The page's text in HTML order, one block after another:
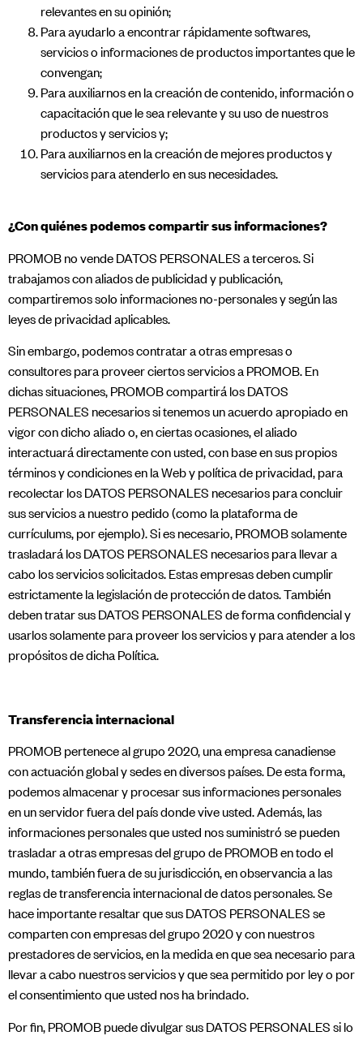
relevantes en su opinión;
Para ayudarlo a encontrar rápidamente softwares,
servicios o informaciones de productos importantes que le
convengan;
Para auxiliarnos en la creación de contenido, información o
capacitación que le sea relevante y su uso de nuestros
productos y servicios y;
Para auxiliarnos en la creación de mejores productos y
servicios para atenderlo en sus necesidades.
¿Con quiénes podemos compartir sus informaciones?
PROMOB no vende DATOS PERSONALES a terceros. Si
trabajamos con aliados de publicidad y publicación,
compartiremos solo informaciones no-personales y según las
leyes de privacidad aplicables.
Sin embargo, podemos contratar a otras empresas o
consultores para proveer ciertos servicios a PROMOB. En
dichas situaciones, PROMOB compartirá los DATOS
PERSONALES necesarios si tenemos un acuerdo apropiado en
vigor con dicho aliado o, en ciertas ocasiones, el aliado
interactuará directamente con usted, con base en sus propios
términos y condiciones en la Web y política de privacidad, para
recolectar los DATOS PERSONALES necesarios para concluir
sus servicios a nuestro pedido (como la plataforma de
currículums, por ejemplo). Si es necesario, PROMOB solamente
trasladará los DATOS PERSONALES necesarios para llevar a
cabo los servicios solicitados. Estas empresas deben cumplir
estrictamente la legislación de protección de datos. También
deben tratar sus DATOS PERSONALES de forma confidencial y
usarlos solamente para proveer los servicios y para atender a los
propósitos de dicha Política.
Transferencia internacional
PROMOB pertenece al grupo 2020, una empresa canadiense
con actuación global y sedes en diversos países. De esta forma,
podemos almacenar y procesar sus informaciones personales
en un servidor fuera del país donde vive usted. Además, las
informaciones personales que usted nos suministró se pueden
trasladar a otras empresas del grupo de PROMOB en todo el
mundo, también fuera de su jurisdicción, en observancia a las
reglas de transferencia internacional de datos personales. Se
hace importante resaltar que sus DATOS PERSONALES se
comparten con empresas del grupo 2020 y con nuestros
prestadores de servicios, en la medida en que sea necesario para
llevar a cabo nuestros servicios y que sea permitido por ley o por
el consentimiento que usted nos ha brindado.
​Por fin, PROMOB puede divulgar sus DATOS PERSONALES si lo